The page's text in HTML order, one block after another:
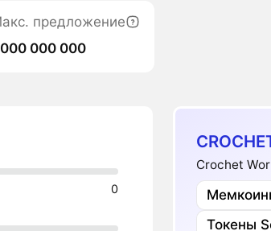
предложение
000 000 000
0
Crochet
Токены